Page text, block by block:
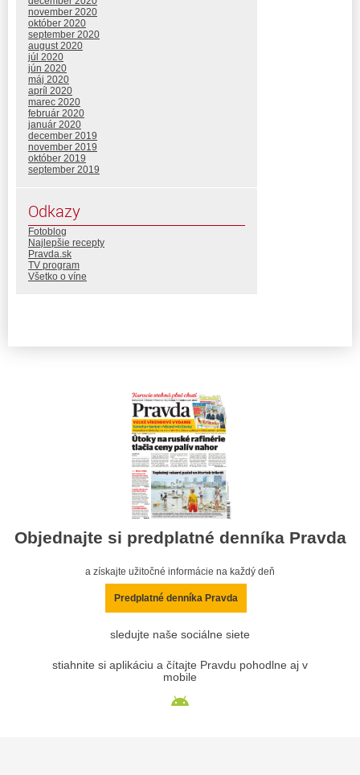
november 2020
október 2020
september 2020
august 2020
júl 2020
jún 2020
máj 2020
apríl 2020
marec 2020
február 2020
január 2020
december 2019
november 2019
október 2019
september 2019
Odkazy
Fotoblog
Najlepšie recepty
Pravda.sk
TV program
Všetko o víne
Objednajte si predplatné denníka Pravda
a získajte užitočné informácie na každý deň
Predplatné denníka Pravda
sledujte naše sociálne siete
stiahnite si aplikáciu a čítajte Pravdu pohodlne aj v
mobile